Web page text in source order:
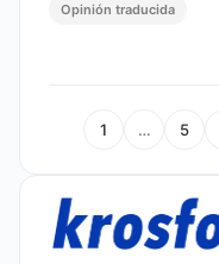
Opinión traducida
1 … 5